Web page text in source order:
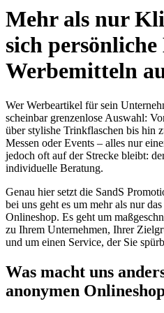
Mehr als nur
sich
Werbemitteln
Wer Werbeartikel für sein
scheinbar grenzenlose Auswahl:
über stylishe Trinkflaschen bis hin
Messen oder Events – alles nur
jedoch oft auf der Strecke bleibt:
individuelle Beratung.
Genau hier setzt die SandS
bei uns geht es um mehr als nur
Onlineshop. Es geht um
zu Ihrem Unternehmen, Ihrer
und um einen Service, der Sie
Was macht uns
anonymen